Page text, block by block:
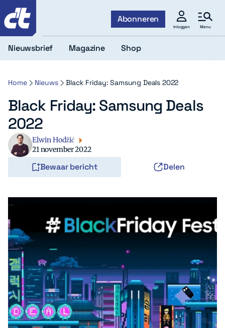
Abonneren
Inloggen Menu
Zoeken Zoek
Nieuwsbrief Magazine Shop
Home Nieuws Black Friday: Samsung Deals 2022
Black Friday: Samsung Deals
2022
Elwin Hodžić
21 november 2022
Bewaar bericht Delen